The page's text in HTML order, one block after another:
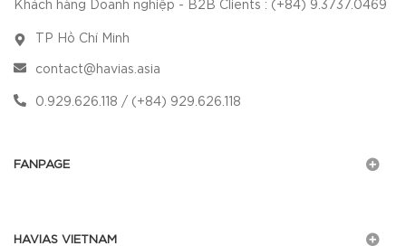
Khách hàng Doanh nghiệp - B2B Clients : (+84) 9.3737.0469
TP Hồ Chí Minh
contact@havias.asia
0.929.626.118 / (+84) 929.626.118
FANPAGE
HAVIAS VIETNAM